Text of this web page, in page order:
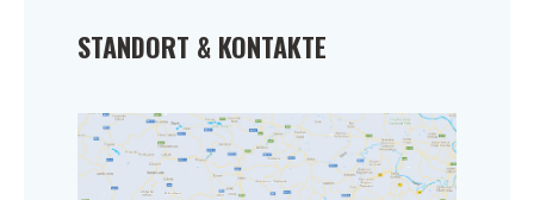
STANDORT & KONTAKTE